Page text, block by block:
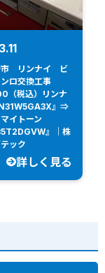
市 リンナイ ビ
ロ交換工事
（税込）リンナ
』⇒
イトーン
』｜株
ック
詳しく見る